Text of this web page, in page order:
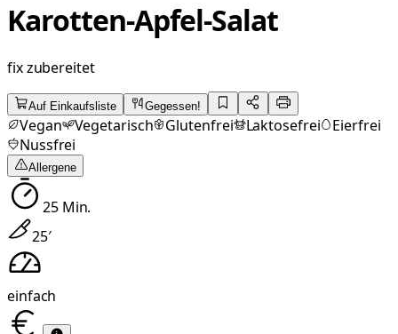
Karotten-Apfel-Salat
fix zubereitet
Auf Einkaufsliste Gegessen!
Vegan Vegetarisch Glutenfrei Laktosefrei
Eierfrei
Nussfrei
Allergene
25Min.
25′
einfach